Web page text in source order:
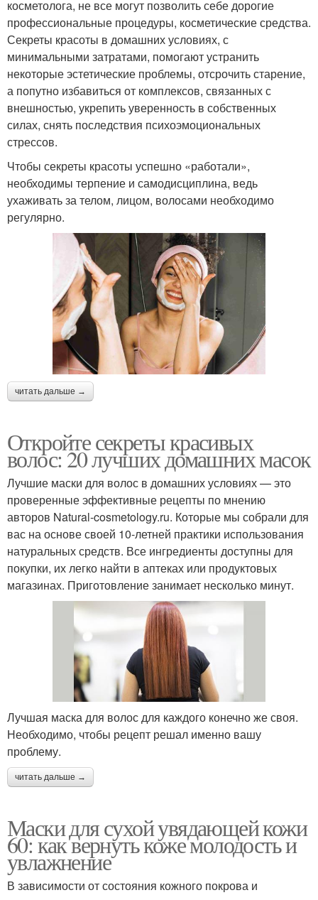
косметолога, не все могут позволить себе дорогие
профессиональные процедуры, косметические средства.
Секреты красоты в домашних условиях, с
минимальными затратами, помогают устранить
некоторые эстетические проблемы, отсрочить старение,
а попутно избавиться от комплексов, связанных с
внешностью, укрепить уверенность в собственных
силах, снять последствия психоэмоциональных
стрессов.
Чтобы секреты красоты успешно «работали»,
необходимы терпение и самодисциплина, ведь
ухаживать за телом, лицом, волосами необходимо
регулярно.
читать дальше →
Откройте секреты красивых
волос: 20 лучших домашних масок
Лучшие маски для волос в домашних условиях — это
проверенные эффективные рецепты по мнению
авторов Natural-cosmetology.ru. Которые мы собрали для
вас на основе своей 10-летней практики использования
натуральных средств. Все ингредиенты доступны для
покупки, их легко найти в аптеках или продуктовых
магазинах. Приготовление занимает несколько минут.
Лучшая маска для волос для каждого конечно же своя.
Необходимо, чтобы рецепт решал именно вашу
проблему.
читать дальше →
Маски для сухой увядающей кожи
60: как вернуть коже молодость и
увлажнение
В зависимости от состояния кожного покрова и